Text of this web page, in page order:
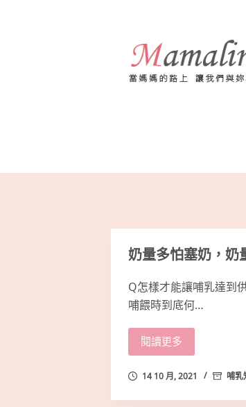
奶量多怕塞奶，
Q怎樣才能讓哺乳達到
哺餵時到底何…
閱讀更多
14 10 月, 2021 哺